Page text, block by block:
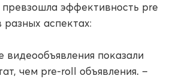
эффективность pre
аспектах:
видеообъявления показали
чем pre-roll объявления. –